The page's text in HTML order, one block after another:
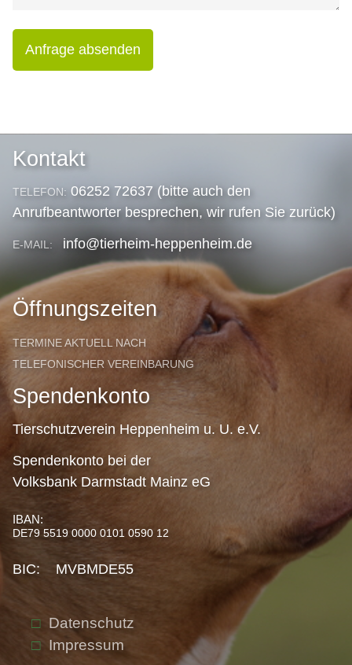
Anfrage absenden
Kontakt
TELEFON: 06252 72637 (bitte auch den
Anrufbeantworter besprechen, wir rufen Sie zurück)
E-MAIL: info@tierheim-heppenheim.de
Öffnungszeiten
TERMINE AKTUELL NACH
TELEFONISCHER VEREINBARUNG
Spendenkonto
Tierschutzverein Heppenheim u. U. e.V.
Spendenkonto bei der
Volksbank Darmstadt Mainz eG
IBAN:
DE79 5519 0000 0101 0590 12
BIC: MVBMDE55
Datenschutz
Impressum